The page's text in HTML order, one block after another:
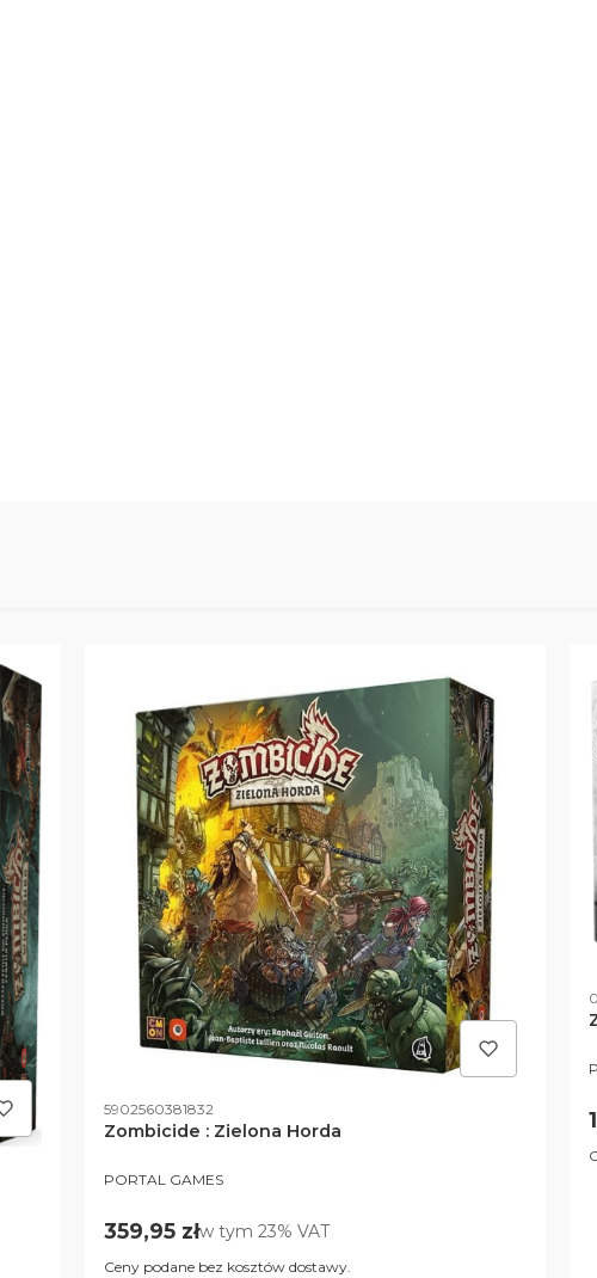
Kod produktu
5902560381832
Zombicide : Zielona Horda
PRODUCENT
PORTAL GAMES
Cena brutto
359,95 złw tym %s VAT
w tym 23% VAT
Ceny podane bez kosztów dostawy.